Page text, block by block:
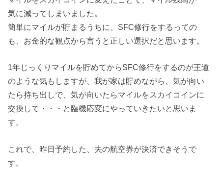
気に減ってしまいました。
簡単にマイルが貯まるうちに、SFC修行をするっての
も、お金的な観点から言うと正しい選択だと思います。
1年じっくりマイルを貯めてからSFC修行をするのが王道
のような気もしますが、我が家は貯めながら、気が向い
たら持ち出しで、気が向いたらマイルをスカイコインに
交換して・・・と臨機応変にやっていきたいと思いま
す。
これで、昨日予約した、夫の航空券が決済できそうで
す。